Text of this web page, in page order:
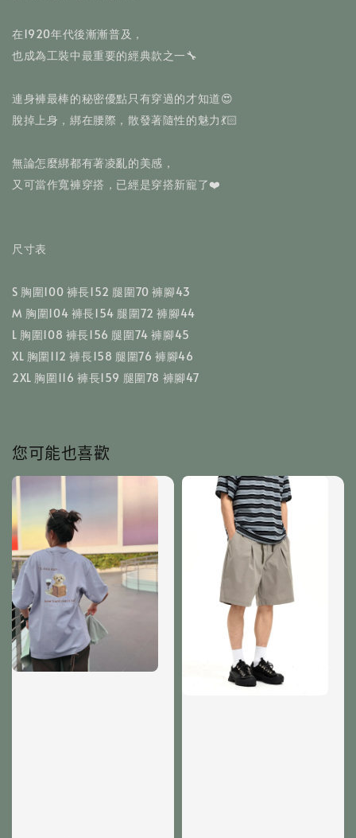
在1920年代後漸漸普及，
也成為工裝中最重要的經典款之一🔧
連身褲最棒的秘密優點只有穿過的才知道😍
脫掉上身，綁在腰際，散發著隨性的魅力💃🏻
無論怎麼綁都有著凌亂的美感，
又可當作寬褲穿搭，已經是穿搭新寵了❤️
尺寸表
S 胸圍100 褲長152 腿圍70 褲腳43
M 胸圍104 褲長154 腿圍72 褲腳44
L 胸圍108 褲長156 腿圍74 褲腳45
XL 胸圍112 褲長158 腿圍76 褲腳46
2XL 胸圍116 褲長159 腿圍78 褲腳47
您可能也喜歡